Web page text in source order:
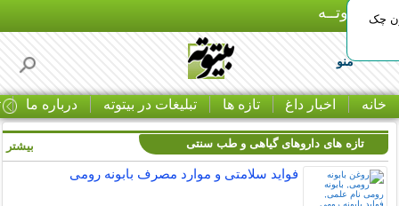
بـیتوتــه
منو
خانه اخبار داغ تازه ها تبلیغات در بیتوته درباره ما
چک
تازه های داروهای گیاهی و طب سنتی
فواید سلامتی و موارد مصرف بابونه رومی
بیشتر